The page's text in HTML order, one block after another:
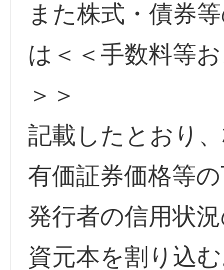
また株式・債券
は＜＜手数料等
＞＞
記載したとおり
有価証券価格等
発行者の信用状
資元本を割り込